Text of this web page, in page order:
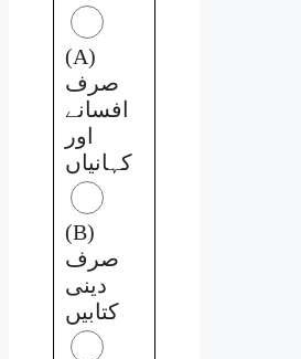
(A)
صرف
افسانے
اور
کہانیاں
(B)
صرف
دینی
کتابیں